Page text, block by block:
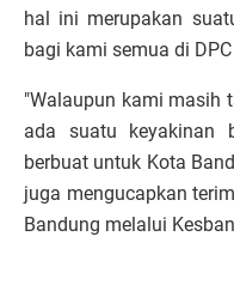
hal ini merupakan
bagi kami semua di
"Walaupun kami masih
ada suatu keyakinan
berbuat untuk Kota
juga mengucapkan
Bandung melalui